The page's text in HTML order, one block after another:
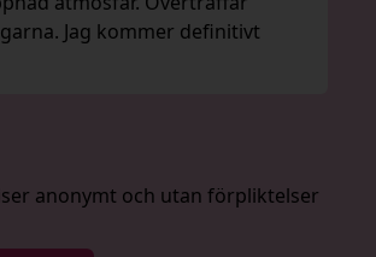
Jag kommer definitivt
anonymt och utan förpliktelser